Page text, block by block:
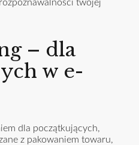
twojej
– dla
w e-
dla początkujących,
z pakowaniem towaru,